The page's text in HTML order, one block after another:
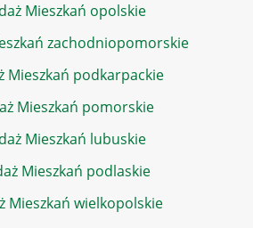
Mieszkań opolskie
zachodniopomorskie
Mieszkań podkarpackie
Mieszkań pomorskie
Mieszkań lubuskie
Mieszkań podlaskie
Mieszkań wielkopolskie